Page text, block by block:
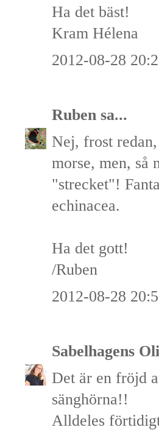
Ha det bäst!
Kram Hélena
2012-08-28
Ruben sa...
Nej, frost
morse, men, så
"strecket"!
echinacea.
Ha det gott!
/Ruben
2012-08-28
Sabelhagens
Det är en fröjd
sänghörna!!
Alldeles